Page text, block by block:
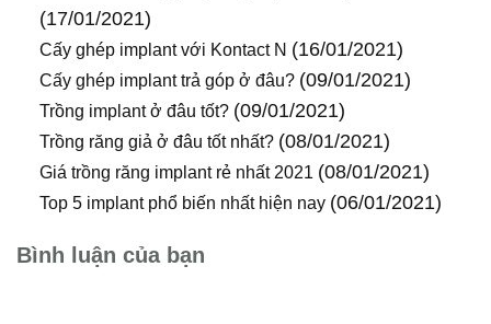
(17/01/2021)
Cấy ghép implant với Kontact N (16/01/2021)
Cấy ghép implant trả góp ở đâu? (09/01/2021)
Trồng implant ở đâu tốt? (09/01/2021)
Trồng răng giả ở đâu tốt nhất? (08/01/2021)
Giá trồng răng implant rẻ nhất 2021 (08/01/2021)
Top 5 implant phổ biến nhất hiện nay (06/01/2021)
Bình luận của bạn